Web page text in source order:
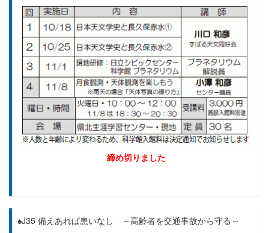
締め切りました
♠J35 備えあれば患いなし ～高齢者を交通事故から守る～